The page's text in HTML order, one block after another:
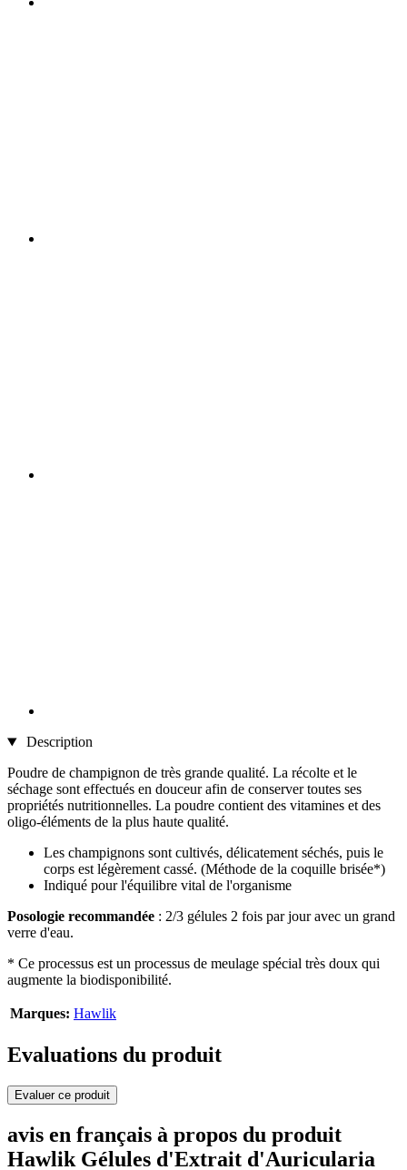
Description
Poudre de champignon de très grande qualité. La récolte et le
séchage sont effectués en douceur afin de conserver toutes ses
propriétés nutritionnelles. La poudre contient des vitamines et des
oligo-éléments de la plus haute qualité.
Les champignons sont cultivés, délicatement séchés, puis le
corps est légèrement cassé. (Méthode de la coquille brisée*)
Indiqué pour l'équilibre vital de l'organisme
Posologie recommandée : 2/3 gélules 2 fois par jour avec un grand
verre d'eau.
* Ce processus est un processus de meulage spécial très doux qui
augmente la biodisponibilité.
Marques: Hawlik
Evaluations du produit
Evaluer ce produit
avis en français à propos du produit
Hawlik Gélules d'Extrait d'Auricularia